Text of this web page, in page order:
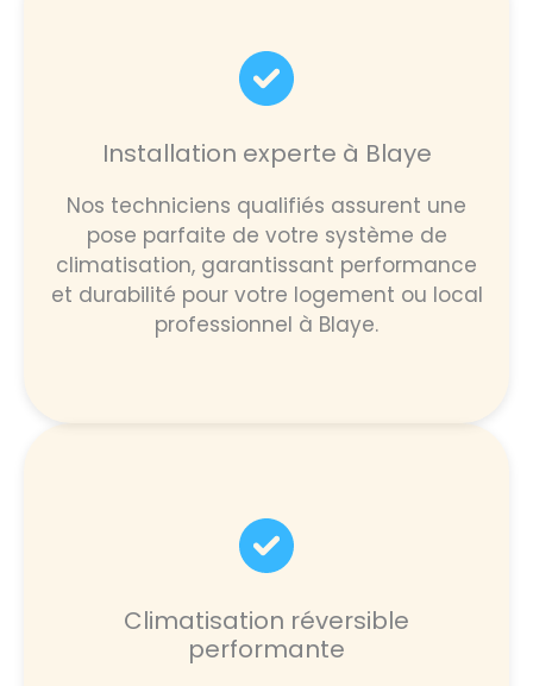
Installation experte à Blaye
Nos techniciens qualifiés assurent une
pose parfaite de votre système de
climatisation, garantissant performance
et durabilité pour votre logement ou local
professionnel à Blaye.
Climatisation réversible
performante